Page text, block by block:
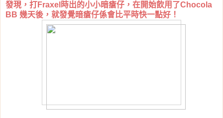
發現，打Fraxel時出的小小暗瘡仔，在開始飲用了Chocola
BB 幾天後，就發覺暗瘡仔係會比平時快一點好！